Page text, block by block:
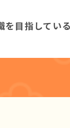
を目指してい